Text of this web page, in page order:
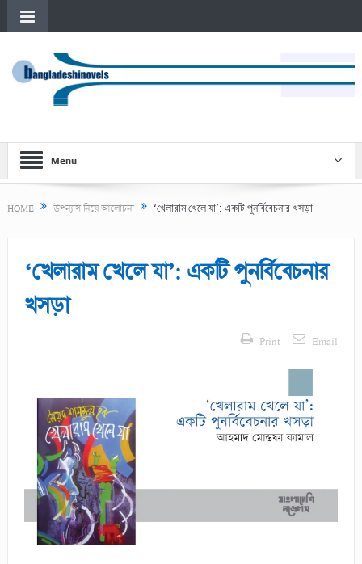
Menu
HOME উপন্যাস নিয়ে আলোচনা ‘খেলারাম খেলে যা’: একটি পুনর্বিবেচনার খসড়া
‘খেলারাম খেলে যা’: একটি পুনর্বিবেচনার
খসড়া
Print Email